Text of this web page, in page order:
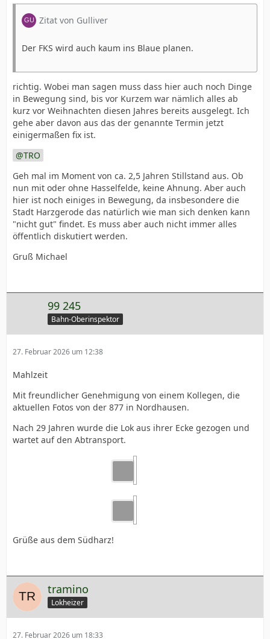
MfG Bernd Thielbeer aus Nordhausen
Zitat von Gulliver
Der FKS wird auch kaum ins Blaue planen.
richtig. Wobei man sagen muss dass hier auch noch Dinge
in Bewegung sind, bis vor Kurzem war nämlich alles ab
kurz vor Weihnachten diesen Jahres bereits ausgelegt. Ich
gehe aber davon aus das der genannte Termin jetzt
einigermaßen fix ist.
TRO
Geh mal im Moment von ca. 2,5 Jahren Stillstand aus. Ob
nun mit oder ohne Hasselfelde, keine Ahnung. Aber auch
hier ist noch einiges in Bewegung, da insbesondere die
Stadt Harzgerode das natürlich wie man sich denken kann
"nicht gut" findet. Es muss aber auch nicht immer alles
öffentlich diskutiert werden.
Gruß Michael
99 245
Bahn-Oberinspektor
27. Februar 2026 um 12:38
Mahlzeit
Mit freundlicher Genehmigung von einem Kollegen, die
aktuellen Fotos von der 877 in Nordhausen.
Nach 29 Jahren wurde die Lok aus ihrer Ecke gezogen und
wartet auf den Abtransport.
Grüße aus dem Südharz!
tramino
Lokheizer
27. Februar 2026 um 18:33